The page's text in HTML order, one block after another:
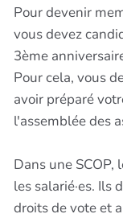
Pour devenir
vous devez
3ème
Pour cela, vous
avoir préparé
l'assemblée des
Dans une SCOP,
les salarié·es. Ils
droits de vote et